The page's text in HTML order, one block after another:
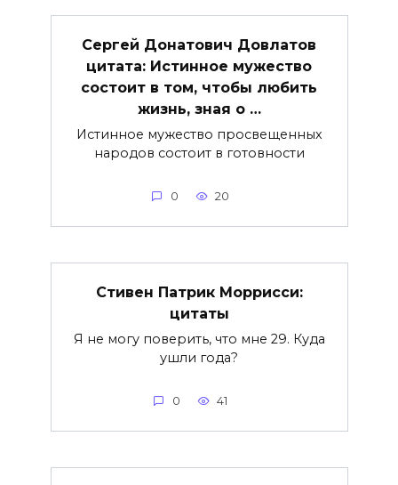
Сергей Донатович Довлатов
цитата: Истинное мужество
состоит в том, чтобы любить
жизнь, зная о …
Истинное мужество просвещенных
народов состоит в готовности
0 20
Стивен Патрик Моррисси:
цитаты
Я не могу поверить, что мне 29. Куда
ушли года?
0 41